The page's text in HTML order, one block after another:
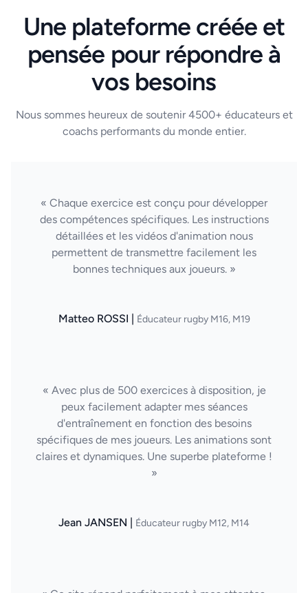
Une plateforme créée et
pensée pour répondre à
vos besoins
Nous sommes heureux de soutenir 4500+ éducateurs et
coachs performants du monde entier.
« Chaque exercice est conçu pour développer
des compétences spécifiques. Les instructions
détaillées et les vidéos d'animation nous
permettent de transmettre facilement les
bonnes techniques aux joueurs. »
Matteo ROSSI | Éducateur rugby M16, M19
« Avec plus de 500 exercices à disposition, je
peux facilement adapter mes séances
d'entraînement en fonction des besoins
spécifiques de mes joueurs. Les animations sont
claires et dynamiques. Une superbe plateforme !
»
Jean JANSEN | Éducateur rugby M12, M14